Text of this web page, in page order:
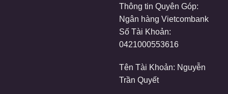
Thông tin Quyên Góp:
Ngân hàng Vietcombank
Số Tài Khoản:
0421000553616
Tên Tài Khoản: Nguyễn
Trần Quyết